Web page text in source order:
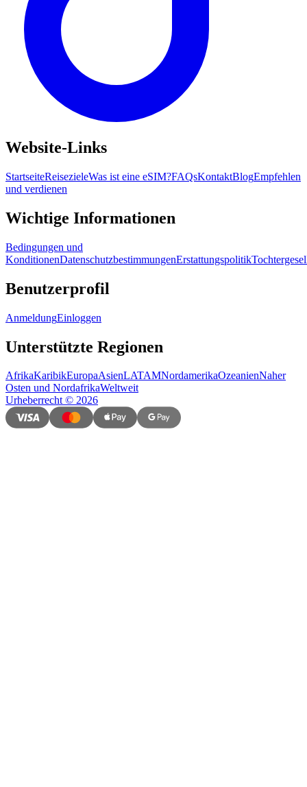
Website-Links
StartseiteReisezieleWas ist eine eSIM?FAQsKontaktBlogEmpfehlen
und verdienen
Wichtige Informationen
Bedingungen und
KonditionenDatenschutzbestimmungenErstattungspolitik
Benutzerprofil
AnmeldungEinloggen
Unterstützte Regionen
AfrikaKaribikEuropaAsienLATAMNordamerikaOzeanienNaher
Osten und NordafrikaWeltweit
Urheberrecht© 2026